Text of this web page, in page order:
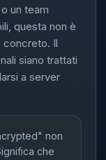
un team
questa non è
concreto. Il
siano trattati
a server
non
che